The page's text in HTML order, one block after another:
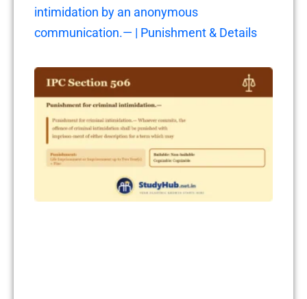
intimidation by an anonymous
communication.— | Punishment & Details